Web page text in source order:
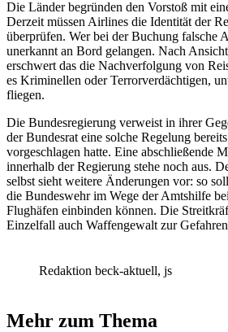
Die Länder begründen den Vorstoß mit
Derzeit müssen Airlines die Identität der
überprüfen. Wer bei der Buchung falsche
unerkannt an Bord gelangen. Nach
erschwert das die Nachverfolgung von
es Kriminellen oder Terrorverdächtigen,
fliegen.
Die Bundesregierung verweist in ihrer
der Bundesrat eine solche Regelung
vorgeschlagen hatte. Eine abschließende
innerhalb der Regierung stehe noch aus.
selbst sieht weitere Änderungen vor: so
die Bundeswehr im Wege der Amtshilfe
Flughäfen einbinden können. Die
Einzelfall auch Waffengewalt zur
Redaktion beck-aktuell, js
Mehr zum Thema